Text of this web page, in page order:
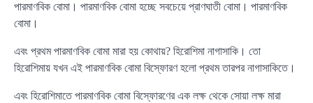
পারমাণবিক বোমা। পারমাণবিক বোমা হচ্ছে সবচেয়ে প্রাণঘাতী বোমা। পারমাণবিক
বোমা।
এবং প্রথম পারমাণবিক বোমা মারা হয় কোথায়? হিরোশিমা নাগাসাকি। তো
হিরোশিমায় যখন এই পারমাণবিক বোমা বিস্ফোরণ হলো প্রথম তারপর নাগাসাকিতে।
এবং হিরোশিমাতে পারমাণবিক বোমা বিস্ফোরণের এক লক্ষ থেকে সোয়া লক্ষ মারা